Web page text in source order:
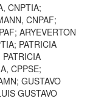
CNPTIA;
CNPAF;
ARYEVERTON
PATRICIA
CPPSE;
GUSTAVO
GUSTAVO